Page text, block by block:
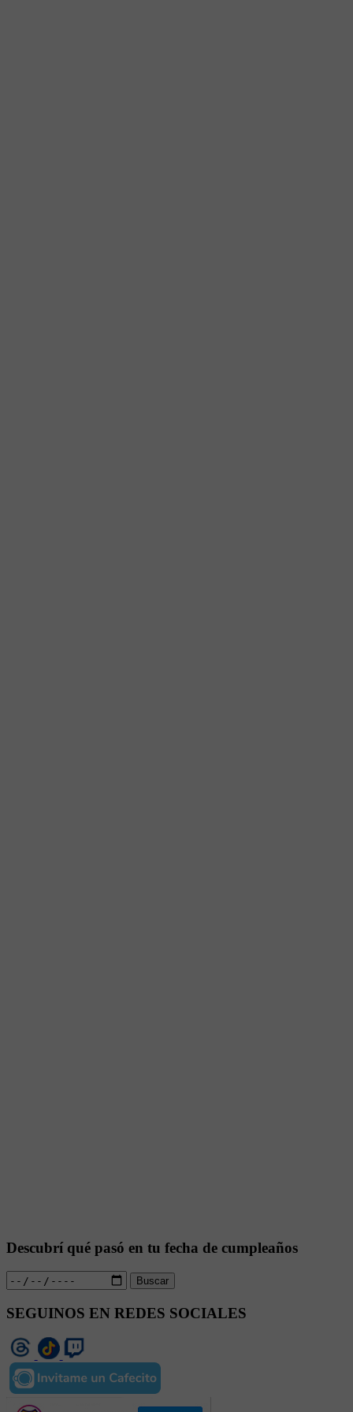
Descubrí qué pasó en tu fecha de cumpleaños
Buscar
SEGUINOS EN REDES SOCIALES